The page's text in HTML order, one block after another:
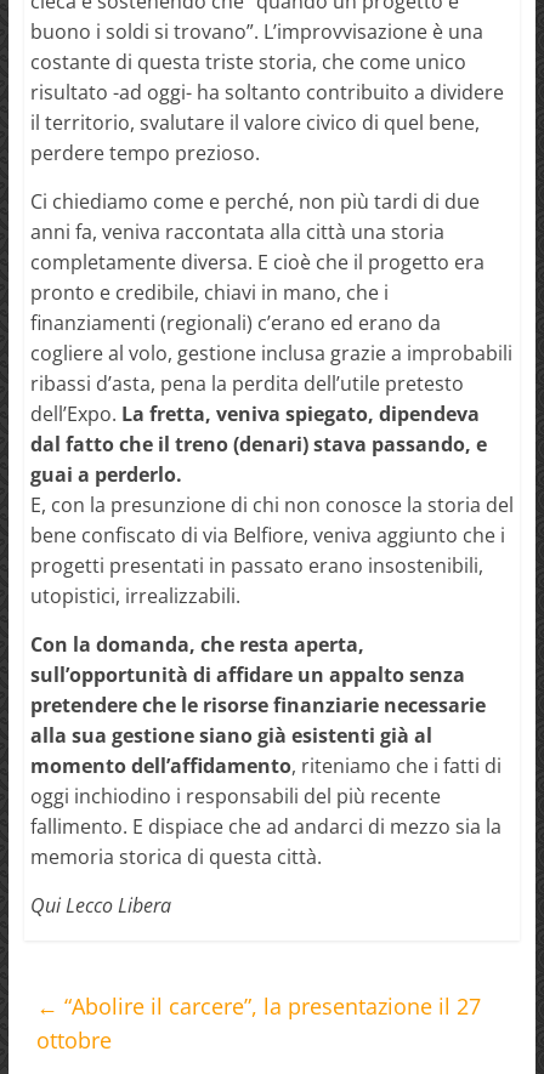
buono i soldi si trovano”. L’improvvisazione è una
costante di questa triste storia, che come unico
risultato -ad oggi- ha soltanto contribuito a dividere
il territorio, svalutare il valore civico di quel bene,
perdere tempo prezioso.
Ci chiediamo come e perché, non più tardi di due
anni fa, veniva raccontata alla città una storia
completamente diversa. E cioè che il progetto era
pronto e credibile, chiavi in mano, che i
finanziamenti (regionali) c’erano ed erano da
cogliere al volo, gestione inclusa grazie a improbabili
ribassi d’asta, pena la perdita dell’utile pretesto
dell’Expo. La fretta, veniva spiegato, dipendeva
dal fatto che il treno (denari) stava passando, e
guai a perderlo.
E, con la presunzione di chi non conosce la storia del
bene confiscato di via Belfiore, veniva aggiunto che i
progetti presentati in passato erano insostenibili,
utopistici, irrealizzabili.
Con la domanda, che resta aperta,
sull’opportunità di affidare un appalto senza
pretendere che le risorse finanziarie necessarie
alla sua gestione siano già esistenti già al
momento dell’affidamento, riteniamo che i fatti di
oggi inchiodino i responsabili del più recente
fallimento. E dispiace che ad andarci di mezzo sia la
memoria storica di questa città.
Qui Lecco Libera
← “Abolire il carcere”, la presentazione il 27
ottobre